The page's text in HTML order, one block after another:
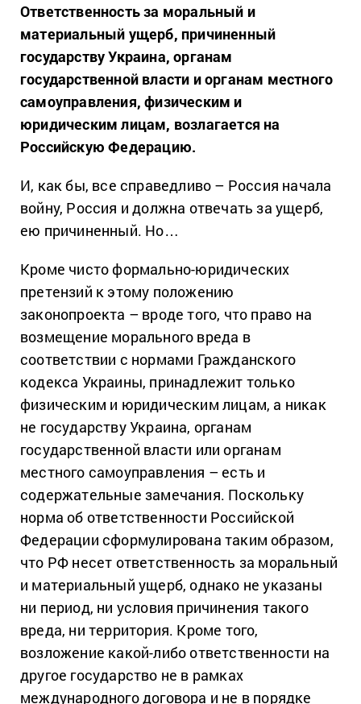
Ответственность за моральный и
материальный ущерб, причиненный
государству Украина, органам
государственной власти и органам местного
самоуправления, физическим и
юридическим лицам, возлагается на
Российскую Федерацию.
И, как бы, все справедливо – Россия начала
войну, Россия и должна отвечать за ущерб,
ею причиненный. Но…
Кроме чисто формально-юридических
претензий к этому положению
законопроекта – вроде того, что право на
возмещение морального вреда в
соответствии с нормами Гражданского
кодекса Украины, принадлежит только
физическим и юридическим лицам, а никак
не государству Украина, органам
государственной власти или органам
местного самоуправления – есть и
содержательные замечания. Поскольку
норма об ответственности Российской
Федерации сформулирована таким образом,
что РФ несет ответственность за моральный
и материальный ущерб, однако не указаны
ни период, ни условия причинения такого
вреда, ни территория. Кроме того,
возложение какой-либо ответственности на
другое государство не в рамках
международного договора и не в порядке